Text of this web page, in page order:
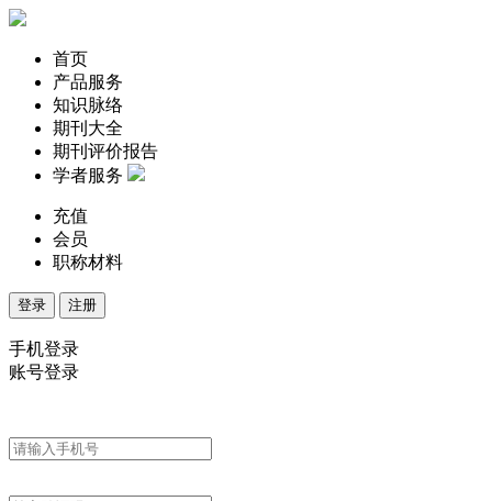
首页
产品服务
知识脉络
期刊大全
期刊评价报告
学者服务
充值
会员
职称材料
登录 注册
手机登录
账号登录